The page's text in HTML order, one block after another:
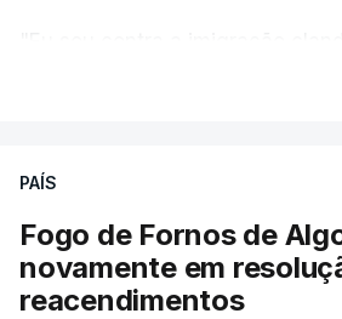
nada disto é incompatível com
crianças", acrescentou.
António José Seguro mostrou
PAÍS
Fogo de Fornos de
novamente em
reacendimentos